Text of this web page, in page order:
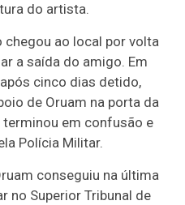
do artista.
chegou ao local por volta
a saída do amigo. Em
cinco dias detido,
de Oruam na porta da
em confusão e
Polícia Militar.
conseguiu na última
no Superior Tribunal de